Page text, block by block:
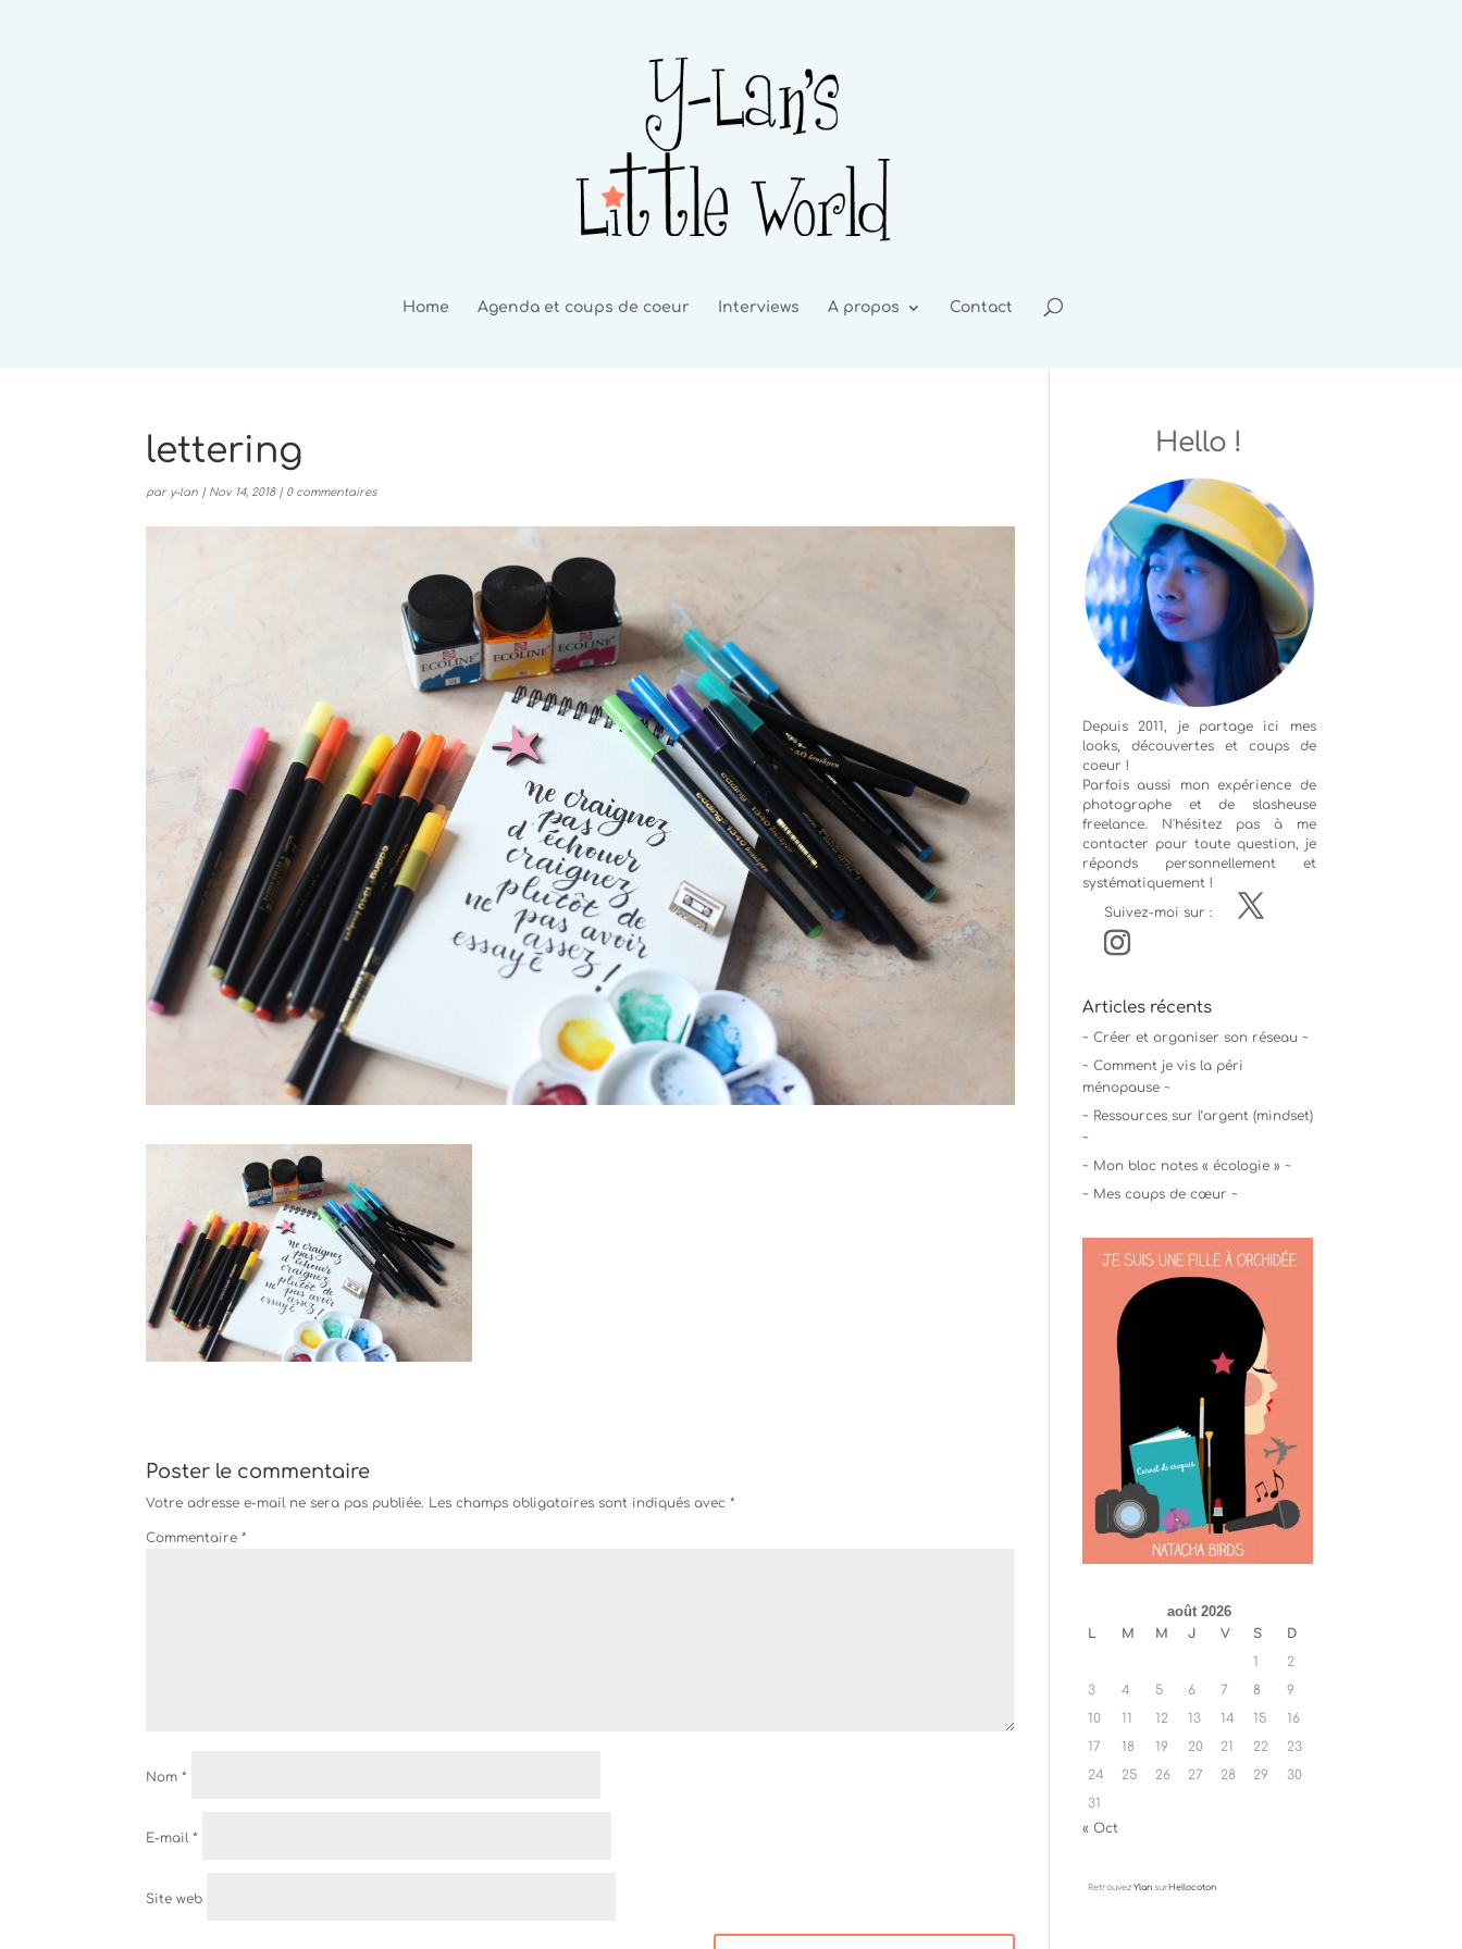
Home Agenda et coups de coeur Interviews A propos Contact
lettering
par y-lan | Nov 14, 2018| 0 commentaires
Poster le commentaire
Votre adresse e-mail ne sera pas publiée. Les champs obligatoires sont indiqués avec*
Commentaire*
Nom*
E-mail*
Site web
Hello !
Depuis 2011, je partage ici mes
looks, découvertes et coups de
coeur !
Parfois aussi mon expérience de
photographeet de slasheuse
freelance. N'hésitez pas à me
contacter pour toute question, je
réponds personnellement et
systématiquement !
Suivez-moi sur :
Articles récents
~ Créer et organiser son réseau ~
~ Comment je vis la péri
ménopause ~
~ Ressources sur l’argent (mindset)
~
~ Mon bloc notes « écologie » ~
~ Mes coups de cœur ~
août 2026
L M M J V S
D
1
2
3
4 5 6 7 8
9
10
11 12 13 14 15
16
17
18 19 20 21 22
23
24
25 26 27 28 29
30
31
« Oct
Retrouvez Ylansur Hellocoton